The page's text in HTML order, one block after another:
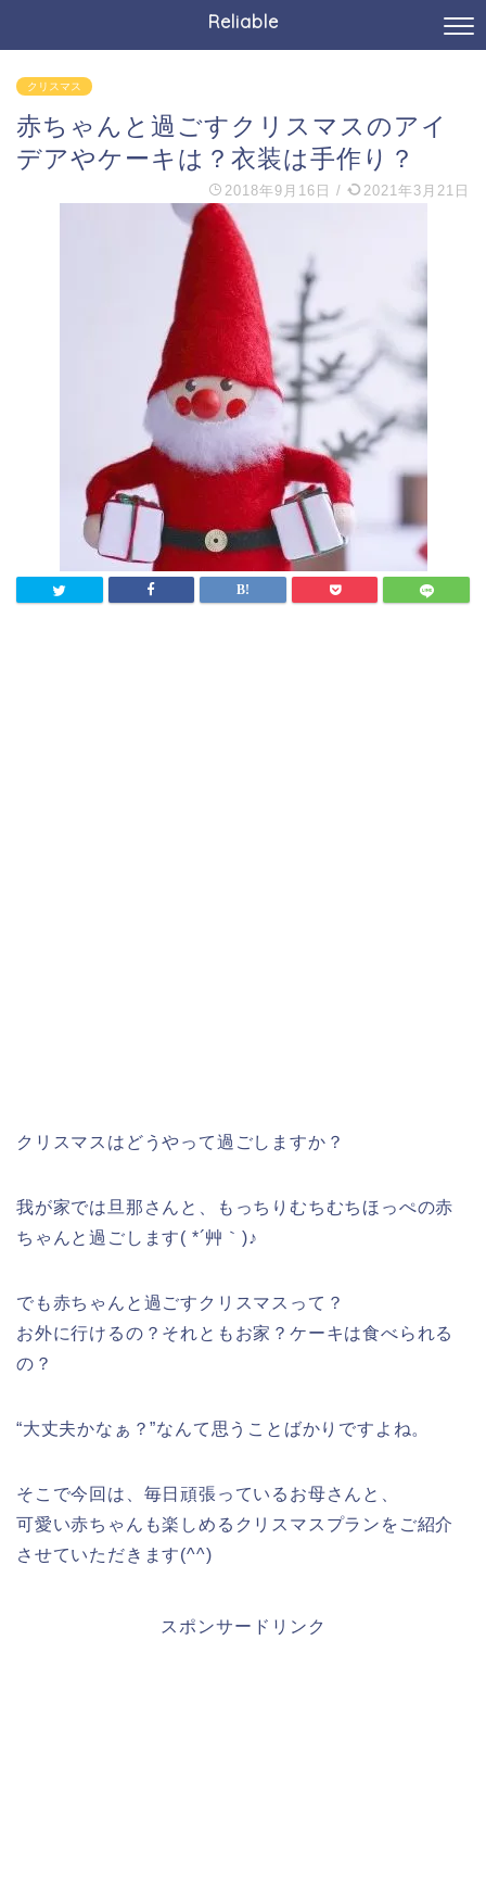
Reliable
クリスマス
赤ちゃんと過ごすクリスマスのアイ
デアやケーキは？衣装は手作り？
2018年9月16日 / 2021年3月21日
クリスマスはどうやって過ごしますか？
我が家では旦那さんと、もっちりむちむちほっぺの赤
ちゃんと過ごします( *´艸｀)♪
でも赤ちゃんと過ごすクリスマスって？
お外に行けるの？それともお家？ケーキは食べられる
の？
“大丈夫かなぁ？”なんて思うことばかりですよね。
そこで今回は、毎日頑張っているお母さんと、
可愛い赤ちゃんも楽しめるクリスマスプランをご紹介
させていただきます(^^)
スポンサードリンク